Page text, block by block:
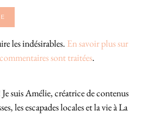
les indésirables. En savoir plus sur
sont traitées.
suis Amélie, créatrice de contenus
les escapades locales et la vie à La